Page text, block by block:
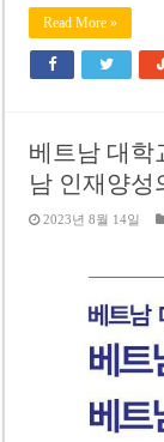
Read More »
베트남 대학
남 인재양성
2023년 8월 14일